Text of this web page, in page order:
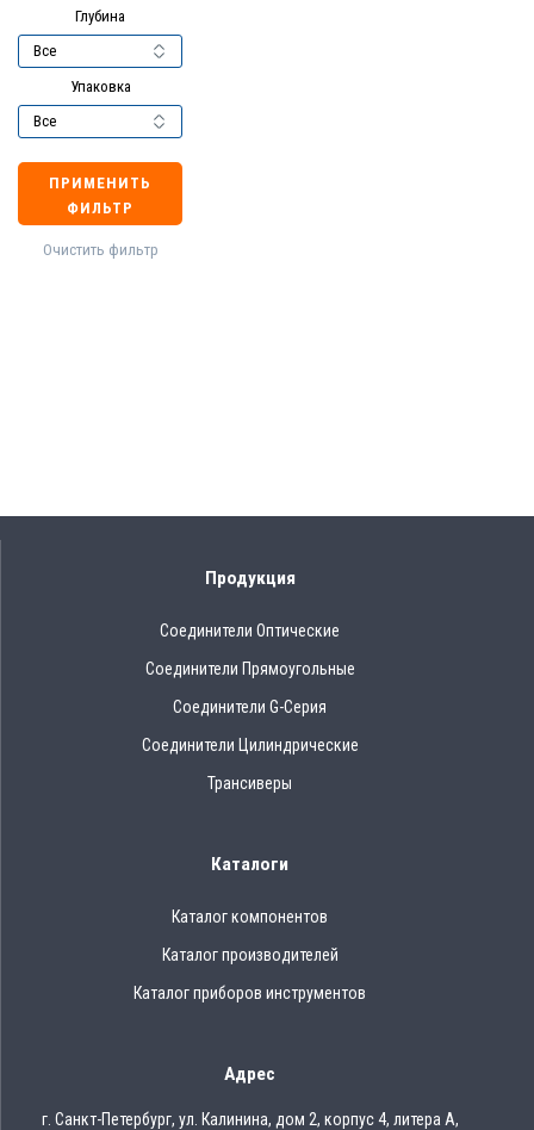
Глубина
Упаковка
ПРИМЕНИТЬ
ФИЛЬТР
Очистить фильтр
Продукция
Соединители Оптические
Соединители Прямоугольные
Соединители G-Серия
Соединители Цилиндрические
Трансиверы
Каталоги
Каталог компонентов
Каталог производителей
Каталог приборов инструментов
Адрес
г. Санкт-Петербург, ул. Калинина, дом 2, корпус 4, литера А,